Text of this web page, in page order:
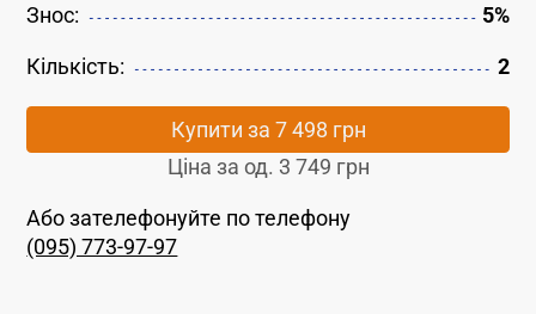
Знос: 5%
Кількість: 2
Купити за 7 498 грн
Ціна за од. 3 749 грн
Або зателефонуйте по телефону
(095) 773-97-97